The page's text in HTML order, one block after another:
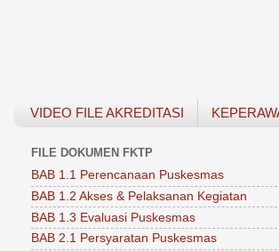
VIDEO FILE AKREDITASI
FILE DOKUMEN FKTP
BAB 1.1 Perencanaan Puskesmas
BAB 1.2 Akses & Pelaksanan Kegiatan
BAB 1.3 Evaluasi Puskesmas
BAB 2.1 Persyaratan Puskesmas